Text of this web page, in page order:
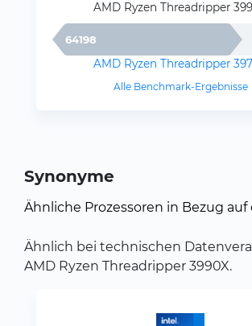
AMD Ryzen Threadripper
64198
AMD Ryzen Threadripper
Alle Benchmark-Ergebnisse
Synonyme
Ähnliche Prozessoren in Bezug
Ähnlich bei technischen
AMD Ryzen Threadripper 3990X.